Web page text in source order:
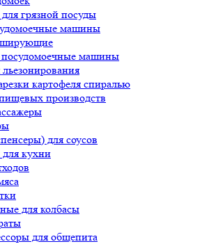
грязной посуды
машины
машины
картофеля спиралью
производств
для соусов
кухни
для колбасы
для общепита